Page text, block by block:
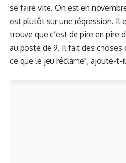
se faire vite. On est en
est plutôt sur une régression. Il
trouve que c’est de pire en pire
au poste de 9. Il fait des choses
ce que le jeu réclame", ajoute-t-